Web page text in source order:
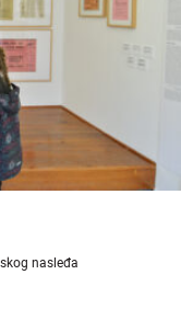
nasleđa